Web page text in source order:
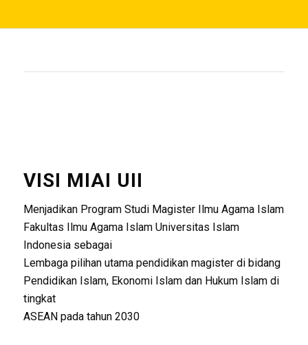
VISI MIAI UII
Menjadikan Program Studi Magister Ilmu Agama Islam
Fakultas Ilmu Agama Islam Universitas Islam
Indonesia sebagai
Lembaga pilihan utama pendidikan magister di bidang
Pendidikan Islam, Ekonomi Islam dan Hukum Islam di
tingkat
ASEAN pada tahun 2030